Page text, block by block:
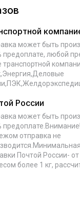
может быть
предоплате, любой
транспортной
России
может быть
отправка не
Почтой России- от
более 1 кг,